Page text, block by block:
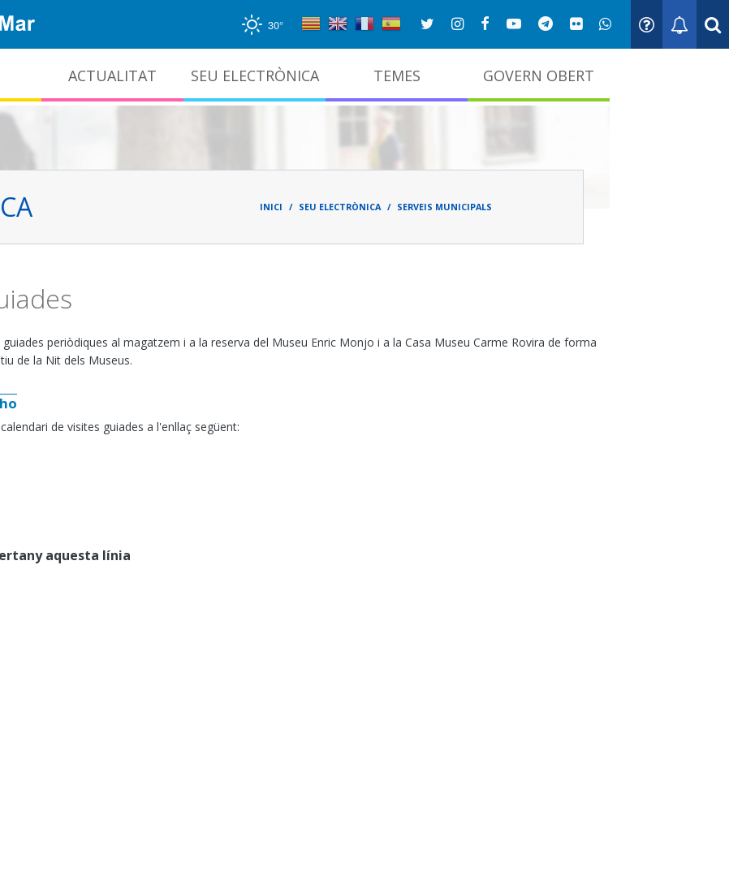
30°
ACTUALITAT SEU ELECTRÒNICA TEMES GOVERN OBERT
Fild'ariadna
INICI SEU ELECTRÒNICA SERVEIS MUNICIPALS
periòdiques al magatzem i a la reserva del Museu Enric Monjo i a la Casa Museu Carme Rovira de forma
de la Nit dels Museus.
de visites guiades a l'enllaç següent:
aquesta línia